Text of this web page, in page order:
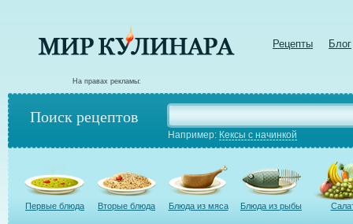
Рецепты Блог
На правах рекламы:
Поиск рецептов
Например: Кексы с начинкой
Первые блюда Вторые блюда Блюда из мяса Блюда из рыбы